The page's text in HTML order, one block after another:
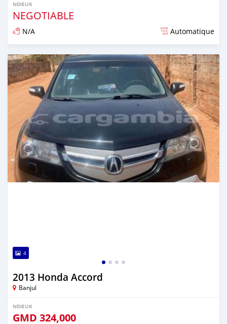
NDIEUK
NEGOTIABLE
N/A Automatique
Dougal na niou ko depuis over 1 years
4
2013 Honda Accord
Banjul
NDIEUK
GMD 324,000